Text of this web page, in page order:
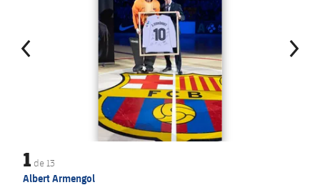
1 de 13
Albert Armengol